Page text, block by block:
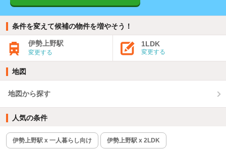
条件を変えて候補の物件を増やそう！
伊勢上野駅
変更する
1LDK
変更する
地図
地図から探す
人気の条件
伊勢上野駅 x 一人暮らし向け 伊勢上野駅 x 2LDK